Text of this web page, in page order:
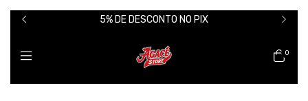
5% DE DESCONTO NO PIX
0